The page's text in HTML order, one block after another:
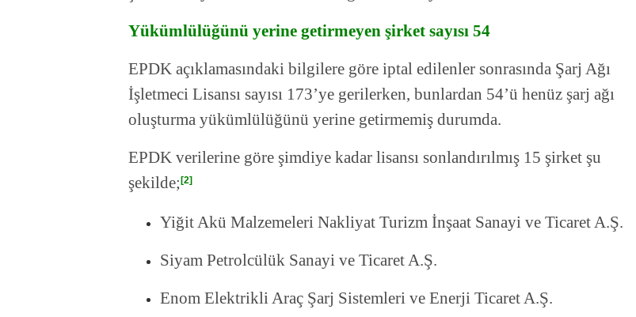
Yükümlülüğünü yerine getirmeyen şirket sayısı 54
EPDK açıklamasındaki bilgilere göre iptal edilenler sonrasında Şarj Ağı
İşletmeci Lisansı sayısı 173’ye gerilerken, bunlardan 54’ü henüz şarj ağı
oluşturma yükümlülüğünü yerine getirmemiş durumda.
EPDK verilerine göre şimdiye kadar lisansı sonlandırılmış 15 şirket şu
şekilde;[2]
Yiğit Akü Malzemeleri Nakliyat Turizm İnşaat Sanayi ve Ticaret A.Ş.
Siyam Petrolcülük Sanayi ve Ticaret A.Ş.
Enom Elektrikli Araç Şarj Sistemleri ve Enerji Ticaret A.Ş.